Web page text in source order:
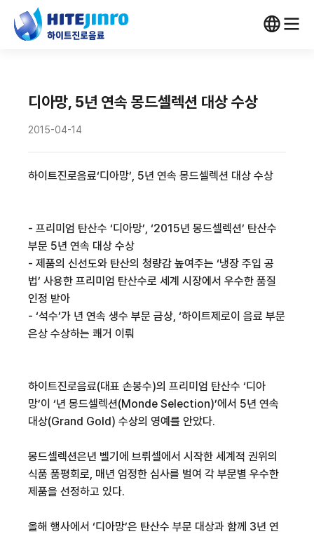
디아망, 5년 연속 몽드셀렉션 대상 수상
2015-04-14
하이트진로음료‘디아망’, 5년 연속 몽드셀렉션 대상 수상
- 프리미엄 탄산수 ‘디아망’, ‘2015년 몽드셀렉션’ 탄산수
부문 5년 연속 대상 수상
- 제품의 신선도와 탄산의 청량감 높여주는 ‘냉장 주입 공
법’ 사용한 프리미엄 탄산수로 세계 시장에서 우수한 품질
인정 받아
- ‘석수’가 년 연속 생수 부문 금상, ‘하이트제로이 음료 부문
은상 수상하는 쾌거 이뤄
하이트진로음료(대표 손봉수)의 프리미엄 탄산수 ‘디아
망’이 ‘년 몽드셀렉션(Monde Selection)’에서 5년 연속
대상(Grand Gold) 수상의 영예를 안았다.
몽드셀렉션은년 벨기에 브뤼셀에서 시작한 세계적 권위의
식품 품평회로, 매년 엄정한 심사를 벌여 각 부문별 우수한
제품을 선정하고 있다.
올해 행사에서 ‘디아망’은 탄산수 부문 대상과 함께 3년 연